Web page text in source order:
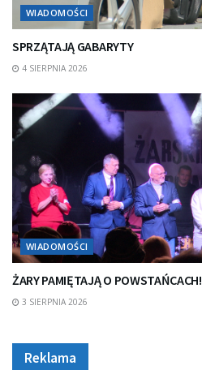
WIADOMOŚCI
SPRZĄTAJĄ GABARYTY
4 SIERPNIA 2026
WIADOMOŚCI
ŻARY PAMIĘTAJĄ O POWSTAŃCACH!
3 SIERPNIA 2026
Reklama